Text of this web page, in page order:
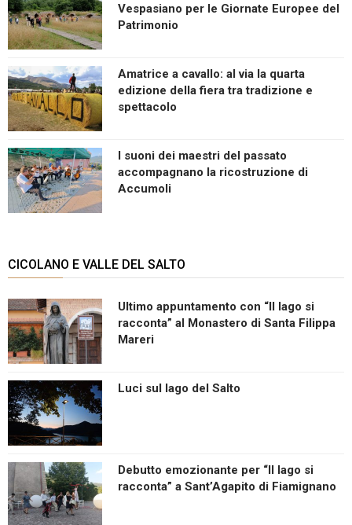
Vespasiano per le Giornate Europee del
Patrimonio
Amatrice a cavallo: al via la quarta
edizione della fiera tra tradizione e
spettacolo
I suoni dei maestri del passato
accompagnano la ricostruzione di
Accumoli
CICOLANO E VALLE DEL SALTO
Ultimo appuntamento con “Il lago si
racconta” al Monastero di Santa Filippa
Mareri
Luci sul lago del Salto
Debutto emozionante per “Il lago si
racconta” a Sant’Agapito di Fiamignano